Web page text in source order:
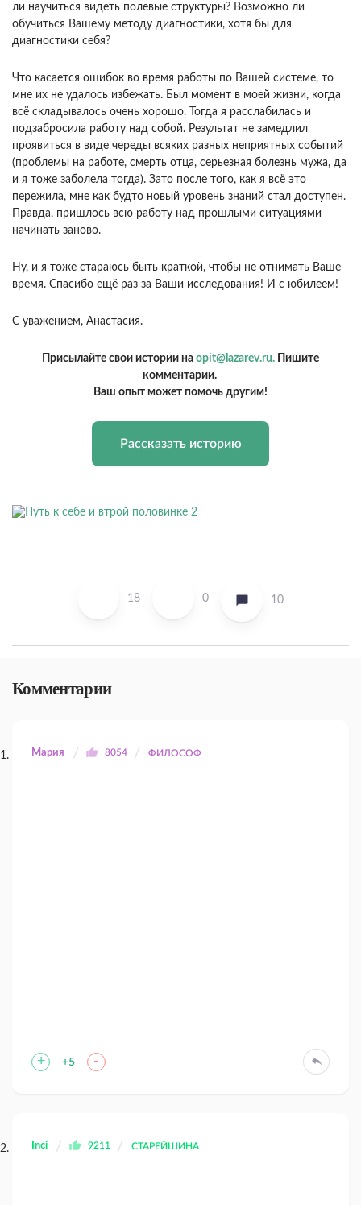
ли научиться видеть полевые структуры? Возможно ли
обучиться Вашему методу диагностики, хотя бы для
диагностики себя?
Что касается ошибок во время работы по Вашей системе, то
мне их не удалось избежать. Был момент в моей жизни, когда
всё складывалось очень хорошо. Тогда я расслабилась и
подзабросила работу над собой. Результат не замедлил
проявиться в виде череды всяких разных неприятных событий
(проблемы на работе, смерть отца, серьезная болезнь мужа, да
и я тоже заболела тогда). Зато после того, как я всё это
пережила, мне как будто новый уровень знаний стал доступен.
Правда, пришлось всю работу над прошлыми ситуациями
начинать заново.
Ну, и я тоже стараюсь быть краткой, чтобы не отнимать Ваше
время. Спасибо ещё раз за Ваши исследования! И с юбилеем!
С уважением, Анастасия.
Присылайте свои истории на opit@lazarev.ru. Пишите
комментарии.
Ваш опыт может помочь другим!
Рассказать историю
18 0 10
Комментарии
Мария 8054 ФИЛОСОФ
+ +5 -
Inci 9211 СТАРЕЙШИНА